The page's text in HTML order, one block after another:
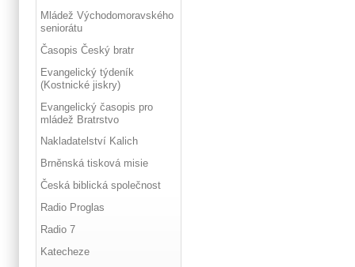
Mládež Východomoravského
seniorátu
Časopis Český bratr
Evangelický týdeník
(Kostnické jiskry)
Evangelický časopis pro
mládež Bratrstvo
Nakladatelství Kalich
Brněnská tisková misie
Česká biblická společnost
Radio Proglas
Radio 7
Katecheze